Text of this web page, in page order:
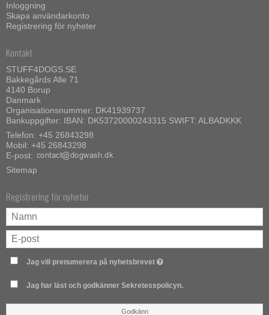
Inloggning
Skapa användarkonto
Registrering för nyheter
Kontakt
STUFF4DOGS.SE
Bakkegårds Alle 71
4140 Borup
Danmark
Organisationsnummer: DK41939737
Bankuppgifter: IBAN: DK53720000243315 SWIFT: ALBADKKK
Telefon: +45 26843298
Mobil: +45 26843298
E-post:
Sitemap
Registrering för nyheter
Jag vill prenumerera på nyhetsbrevet
Jag har läst och godkänner Sekretesspolicyn.
Godkänn